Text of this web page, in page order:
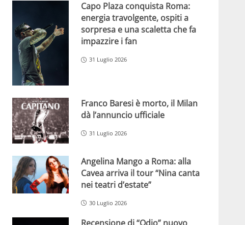
Capo Plaza conquista Roma:
energia travolgente, ospiti a
sorpresa e una scaletta che fa
impazzire i fan
31 Luglio 2026
Franco Baresi è morto, il Milan
dà l’annuncio ufficiale
31 Luglio 2026
Angelina Mango a Roma: alla
Cavea arriva il tour “Nina canta
nei teatri d’estate”
30 Luglio 2026